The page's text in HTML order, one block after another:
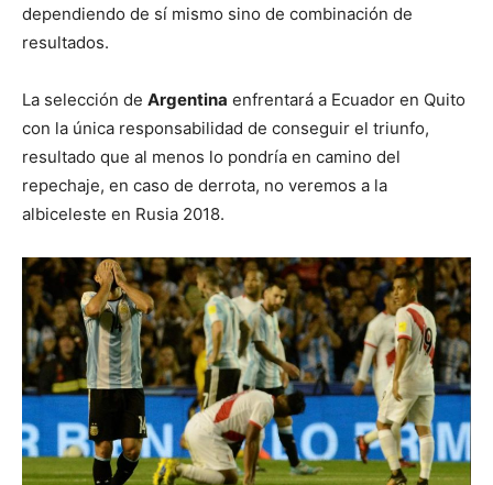
dependiendo de sí mismo sino de combinación de
resultados.
La selección de Argentina enfrentará a Ecuador en Quito
con la única responsabilidad de conseguir el triunfo,
resultado que al menos lo pondría en camino del
repechaje, en caso de derrota, no veremos a la
albiceleste en Rusia 2018.